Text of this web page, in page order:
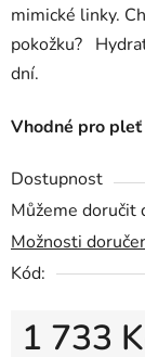
mimické linky.
pokožku?
dní.
Vhodné pro
Dostupnost
Můžeme doručit
Možnosti
Kód:
1 733